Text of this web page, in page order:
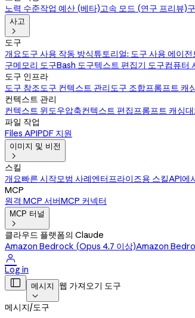
노력 수준작업 예산 (베타)고속 모드 (연구 프리뷰)
사고

도구
개요도구 사용 작동 방식튜토리얼: 도구 사용 에이전
구메모리 도구Bash 도구텍스트 편집기 도구컴퓨터
도구 인프라
도구 참조도구 컨텍스트 관리도구 조합프롬프트 캐
컨텍스트 관리
컨텍스트 윈도우압축컨텍스트 편집프롬프트 캐싱
파일 작업
Files APIPDF 지원
이미지 및 비전

스킬
개요빠른 시작모범 사례엔터프라이즈용 스킬API에
MCP
원격 MCP 서버MCP 커넥터
MCP 터널

클라우드 플랫폼의 Claude
Amazon Bedrock (Opus 4.7 이상)Amazon

Log in
 메시지

웹 가져오기 도구
메시지/도구